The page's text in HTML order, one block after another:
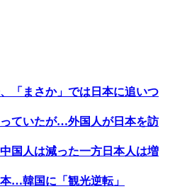
「まさか」では日本に追いつ
ていたが…外国人が日本を訪
国人は減った一方日本人は増
…韓国に「観光逆転」